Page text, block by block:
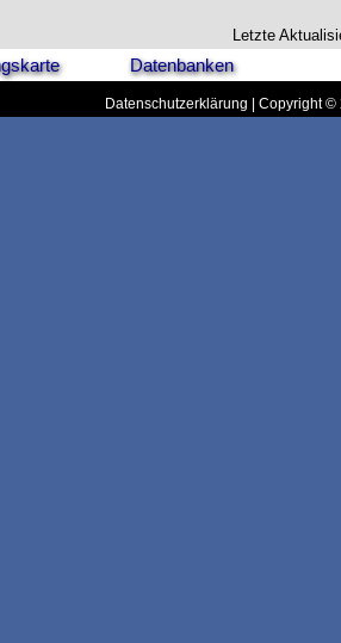
Letzte
Datenbanken
Datenschutzerklärung | Copyright